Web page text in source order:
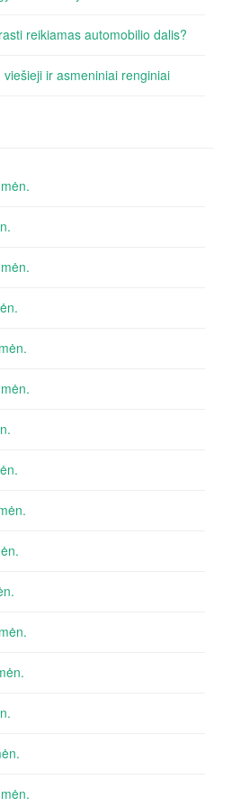
reikiamas automobilio dalis?
viešieji ir asmeniniai renginiai